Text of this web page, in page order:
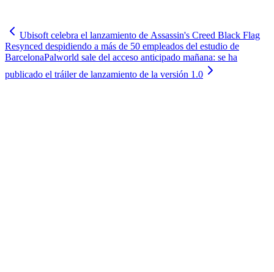
Ubisoft celebra el lanzamiento de Assassin's Creed Black Flag
Resynced despidiendo a más de 50 empleados del estudio de
BarcelonaPalworld sale del acceso anticipado mañana: se ha
publicado el tráiler de lanzamiento de la versión 1.0